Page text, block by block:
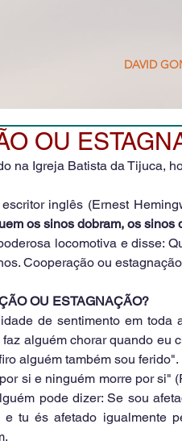
DAVID
OU
na Igreja Batista da Tijuca,
inglês (Ernest
os sinos dobram, os sinos
locomotiva e disse:
Cooperação ou
OU ESTAGNAÇÃO?
de sentimento em
alguém chorar quando eu
alguém também sou ferido".
si e ninguém morre por si"
pode dizer: Se sou
tu és afetado igualmente